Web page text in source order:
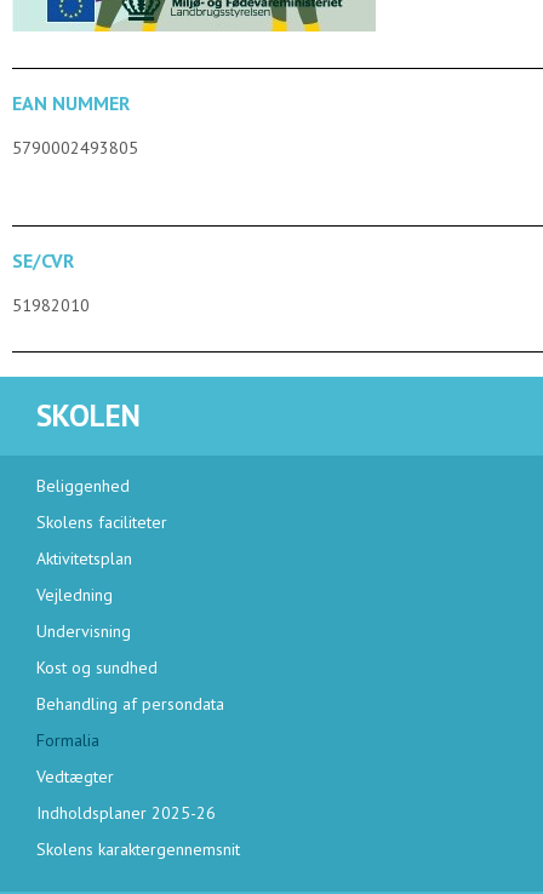
EAN NUMMER
5790002493805
SE/CVR
51982010
SKOLEN
Beliggenhed
Skolens faciliteter
Aktivitetsplan
Vejledning
Undervisning
Kost og sundhed
Behandling af persondata
Formalia
Vedtægter
Indholdsplaner 2025-26
Skolens karaktergennemsnit